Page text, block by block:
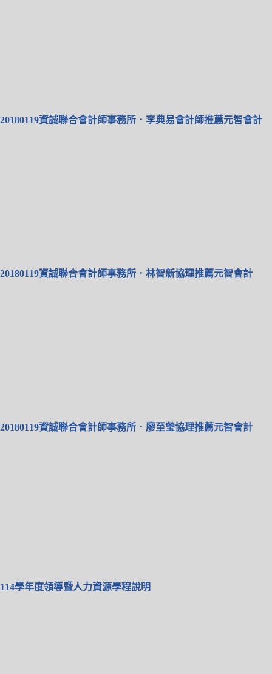
20180119資誠聯合會計師事務所．李典易會計師推薦元智會計
20180119資誠聯合會計師事務所．林智新協理推薦元智會計
20180119資誠聯合會計師事務所．廖至瑩協理推薦元智會計
114學年度領導暨人力資源學程說明